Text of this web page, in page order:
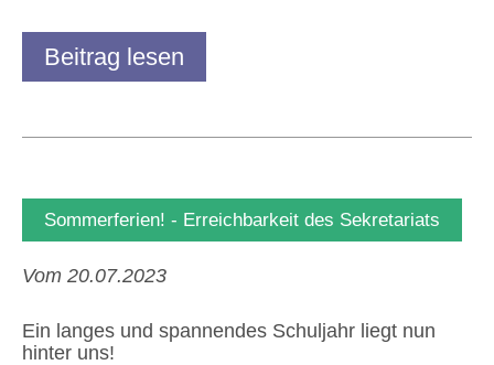
Beitrag lesen
Sommerferien! - Erreichbarkeit des Sekretariats
Vom 20.07.2023
Ein langes und spannendes Schuljahr liegt nun
hinter uns!